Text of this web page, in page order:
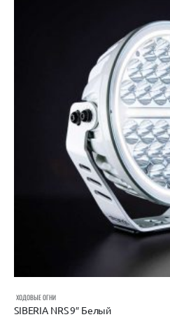
ХОДОВЫЕ ОГНИ
SIBERIA NRS 9″ Белый